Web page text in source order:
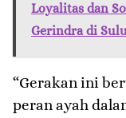
Loyalitas dan
Gerindra di
“Gerakan ini
peran ayah